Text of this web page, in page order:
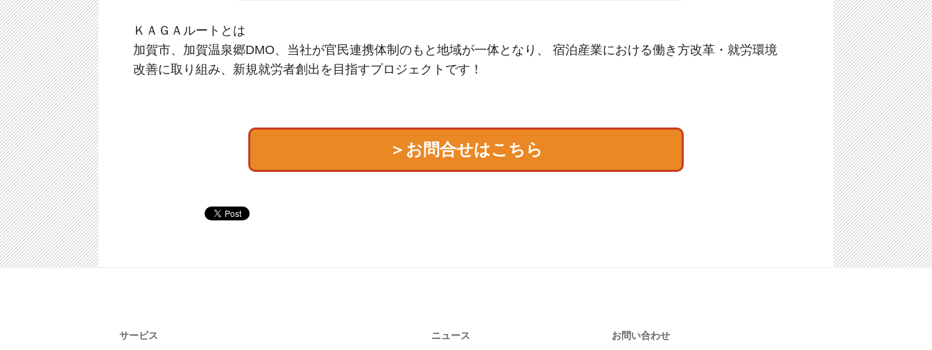
ＫＡＧＡルートとは
加賀市、加賀温泉郷DMO、当社が官民連携体制のもと地域が一体となり、 宿泊産業における働き方改革・就労環境
改善に取り組み、新規就労者創出を目指すプロジェクトです！
＞お問合せはこちら
サービス ニュース お問い合わせ